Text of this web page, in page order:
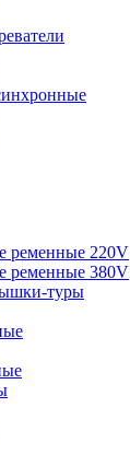
ременные 220V
ременные 380V
туры